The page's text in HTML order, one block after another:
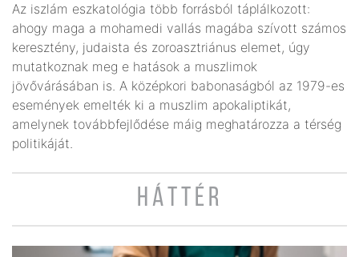
Az iszlám eszkatológia több forrásból táplálkozott:
ahogy maga a mohamedi vallás magába szívott számos
keresztény, judaista és zoroasztriánus elemet, úgy
mutatkoznak meg e hatások a muszlimok
jövővárásában is. A középkori babonaságból az 1979-es
események emelték ki a muszlim apokaliptikát,
amelynek továbbfejlődése máig meghatározza a térség
politikáját.
HÁTTÉR